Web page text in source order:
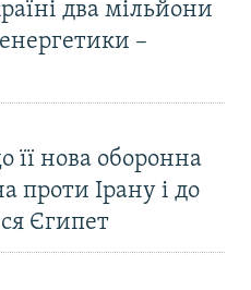
два мільйони
–
нова оборонна
проти Ірану і до
Єгипет